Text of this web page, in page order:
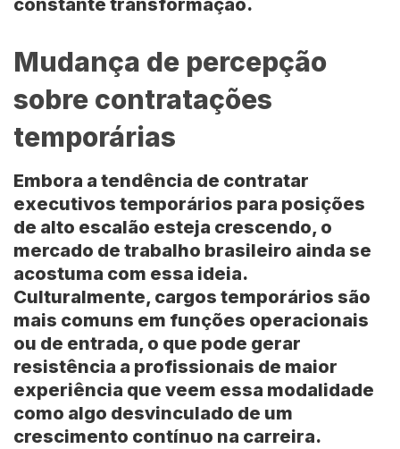
constante transformação.
Mudança de percepção
sobre contratações
temporárias
Embora a tendência de contratar
executivos temporários para posições
de alto escalão esteja crescendo, o
mercado de trabalho brasileiro ainda se
acostuma com essa ideia.
Culturalmente, cargos temporários são
mais comuns em funções operacionais
ou de entrada, o que pode gerar
resistência a profissionais de maior
experiência que veem essa modalidade
como algo desvinculado de um
crescimento contínuo na carreira.